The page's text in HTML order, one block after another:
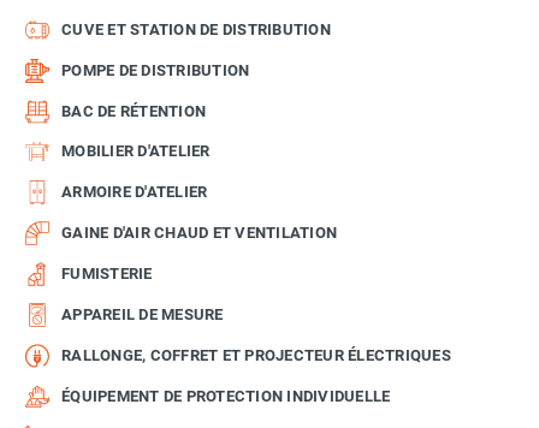
CUVE ET STATION DE DISTRIBUTION
POMPE DE DISTRIBUTION
BAC DE RÉTENTION
MOBILIER D'ATELIER
ARMOIRE D'ATELIER
GAINE D'AIR CHAUD ET VENTILATION
FUMISTERIE
APPAREIL DE MESURE
RALLONGE, COFFRET ET PROJECTEUR ÉLECTRIQUES
ÉQUIPEMENT DE PROTECTION INDIVIDUELLE